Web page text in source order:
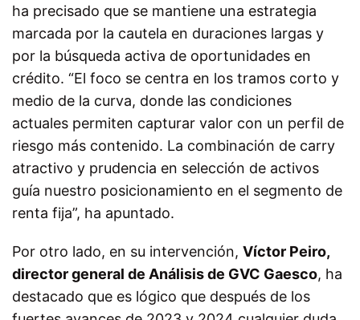
ha precisado que se mantiene una estrategia
marcada por la cautela en duraciones largas y
por la búsqueda activa de oportunidades en
crédito. “El foco se centra en los tramos corto y
medio de la curva, donde las condiciones
actuales permiten capturar valor con un perfil de
riesgo más contenido. La combinación de carry
atractivo y prudencia en selección de activos
guía nuestro posicionamiento en el segmento de
renta fija”, ha apuntado.
Por otro lado, en su intervención, Víctor Peiro,
director general de Análisis de GVC Gaesco, ha
destacado que es lógico que después de los